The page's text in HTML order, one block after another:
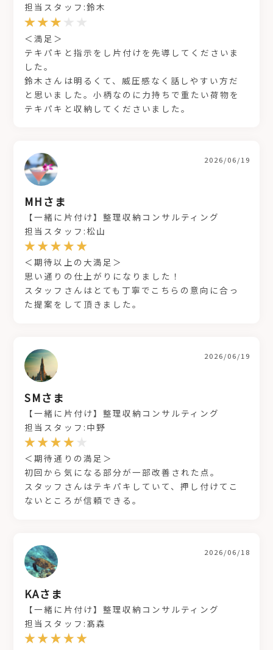
担当スタッフ:鈴木
＜満足＞
テキパキと指示をし片付けを先導してくださいま
した。
鈴木さんは明るくて、威圧感なく話しやすい方だ
と思いました。小柄なのに力持ちで重たい荷物を
テキパキと収納してくださいました。
MHさま
2026/06/19
【一緒に片付け】整理収納コンサルティング
担当スタッフ:松山
＜期待以上の大満足＞
思い通りの仕上がりになりました！
スタッフさんはとても丁寧でこちらの意向に合っ
た提案をして頂きました。
SMさま
2026/06/19
【一緒に片付け】整理収納コンサルティング
担当スタッフ:中野
＜期待通りの満足＞
初回から気になる部分が一部改善された点。
スタッフさんはテキパキしていて、押し付けてこ
ないところが信頼できる。
KAさま
2026/06/18
【一緒に片付け】整理収納コンサルティング
担当スタッフ:髙森